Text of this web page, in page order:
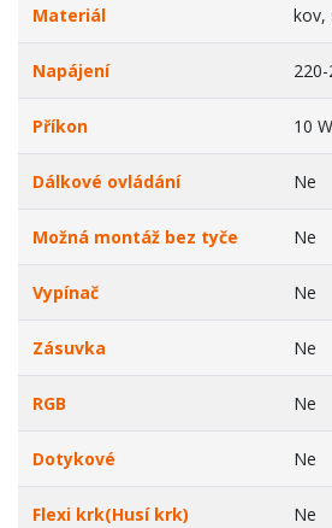
Materiál kov,
Napájení
Příkon 10 W
Dálkové ovládání Ne
Možná montáž bez tyče Ne
Vypínač Ne
Zásuvka Ne
RGB Ne
Dotykové Ne
Flexi krk(Husí krk) Ne